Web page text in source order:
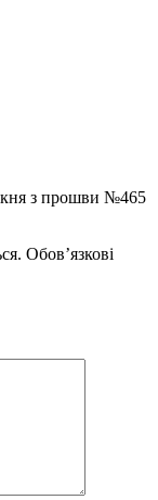
з прошви №465
Обов’язкові